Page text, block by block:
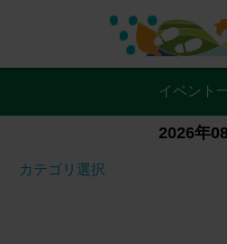
イベント
2026年
カテゴリ選択